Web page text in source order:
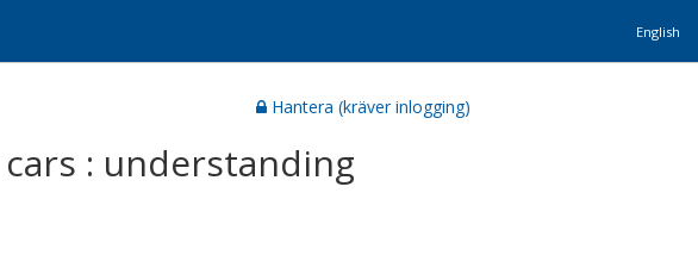
English
Hantera (kräver inlogging)
: understanding